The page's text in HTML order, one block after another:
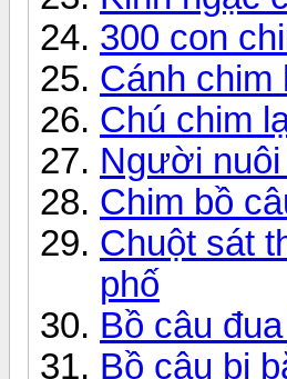
300 con
Cánh chim
Chú chim
Người
Chim bồ
Chuột sát
phố
Bồ câu
Bồ câu bị